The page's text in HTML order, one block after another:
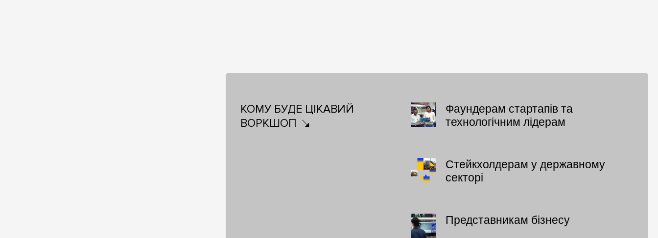
КОМУ БУДЕ ЦІКАВИЙ
ВОРКШОП
Фаундерам стартапів та
технологічним лідерам
Стейкхолдерам у державному
секторі
Представникам бізнесу